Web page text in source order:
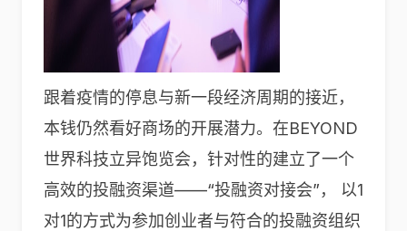
跟着疫情的停息与新一段经济周期的接近，
本钱仍然看好商场的开展潜力。在BEYOND
世界科技立异饱览会，针对性的建立了一个
高效的投融资渠道——“投融资对接会”， 以1
对1的方式为参加创业者与符合的投融资组织